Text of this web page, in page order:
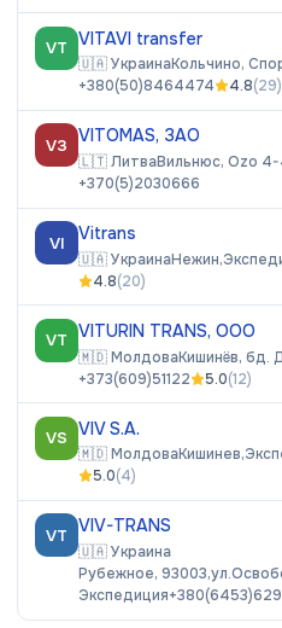
VT VITAVI transfer
🇺🇦УкраинаКольчино,
+380(50)8464474
4.8(29)
VЗ VITOMAS, ЗАО
🇱🇹ЛитваВильнюс, Ozo 4-
+370(5)2030666
VI Vitrans
🇺🇦УкраинаНежин,
4.8(20)
VT VITURIN TRANS, ООО
🇲🇩МолдоваКишинёв, бд.
+373(609)51122
5.0(12)
VS VIV S.A.
🇲🇩МолдоваКишинев,
5.0(4)
VT VIV-TRANS
🇺🇦Украина
Рубежное,
Экспедиция